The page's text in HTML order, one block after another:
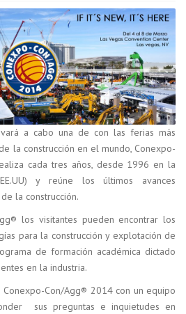
a cabo una de con las ferias más
la construcción en el mundo, Conexpo-
cada tres años, desde 1996 en la
y reúne los últimos avances
la construcción.
los visitantes pueden encontrar los
para la construcción y explotación de
de formación académica dictado
en la industria.
Conexpo-Con/Agg® 2014 con un equipo
sus preguntas e inquietudes en